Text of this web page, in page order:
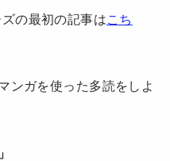
の最初の記事はこち
ンガを使った多読をしよ